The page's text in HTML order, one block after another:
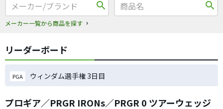
search
メーカー一覧から商品を探す
search
リーダーボード
PGA ウィンダム選手権 3日目
プロギア／PRGR IRONs／PRGR 0 ツアーウェッジ